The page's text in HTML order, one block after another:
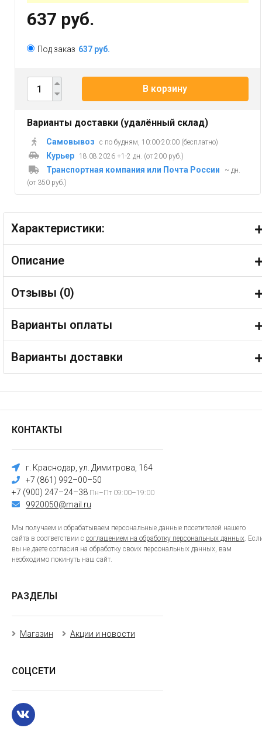
637 руб.
Под заказ 637 руб.
В корзину
Варианты доставки (удалённый склад)
Самовывоз с по будням, 10:00-20:00 (бесплатно)
Курьер 18.08.2026 +1-2 дн. (от 200 руб.)
Транспортная компания или Почта России
~ дн.
(от 350 руб.)
Характеристики:
Описание
Отзывы (0)
Варианты оплаты
Варианты доставки
КОНТАКТЫ
г. Краснодар, ул. Димитрова, 164
+7 (861) 992–00–50
+7 (900) 247–24–38 Пн–Пт 09:00–19:00
9920050@mail.ru
Мы получаем и обрабатываем персональные данные посетителей нашего
сайта в соответствии с соглашением на обработку персональных данных.
вы не даете согласия на обработку своих персональных данных, вам
необходимо покинуть наш сайт.
РАЗДЕЛЫ
Магазин Акции и новости
СОЦСЕТИ